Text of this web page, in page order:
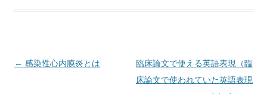
投
← 感染性心内膜炎とは
臨床論文で使える英語表現（臨
床論文で使われていた英語表現